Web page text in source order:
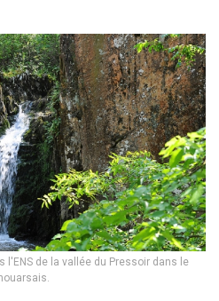
l'ENS de la vallée du Pressoir dans le